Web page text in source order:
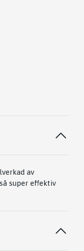
av
super effektiv